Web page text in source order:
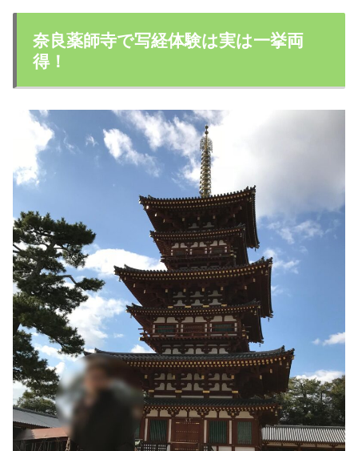
奈良薬師寺で写経体験は実は一挙両
得！